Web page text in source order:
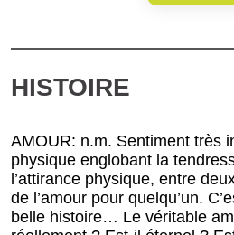
HISTOIRE
AMOUR: n.m. Sentiment très
physique englobant la
l’attirance physique, entre
de l’amour pour quelqu’un.
belle histoire… Le véritable